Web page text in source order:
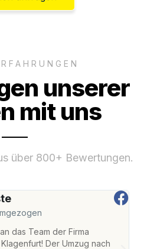
unserer
mit uns
über 800+ Bewertungen.
das Team der Firma
Der Umzug nach